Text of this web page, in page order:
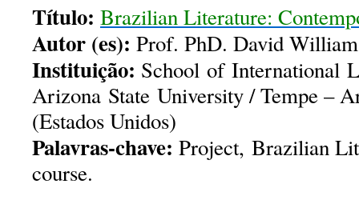
Título: Brazilian Literature:
Autor (es): Prof. PhD. David
Instituição: School of International
Arizona State University / Tempe –
(Estados Unidos)
Palavras-chave: Project, Brazilian
course.